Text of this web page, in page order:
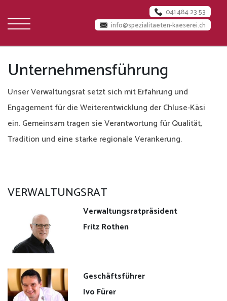
Über
uns
Käserei
Milchlieferanten
Verwaltungsrat
Verkaufsstellen
041 484 23 53
info@spezialitaeten-kaeserei.ch
Unternehmensführung
Unser Verwaltungsrat setzt sich mit Erfahrung und
Engagement für die Weiterentwicklung der Chluse-Käsi
ein. Gemeinsam tragen sie Verantwortung für Qualität,
Tradition und eine starke regionale Verankerung.
VERWALTUNGSRAT
Verwaltungsratpräsident
Fritz Rothen
Geschäftsführer
Ivo Fürer